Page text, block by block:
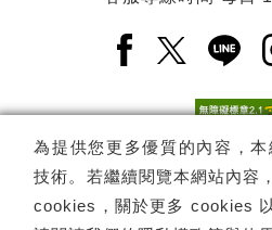
為提供您更多優質的內容，
技術。若繼續閱覽本網站內容
cookies，關於更多 cookies
Facebook(另
X(另開新
電子報訂閱